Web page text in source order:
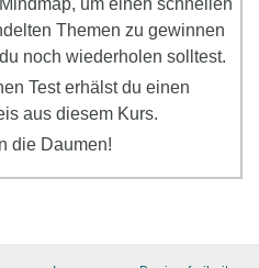
Themen zu gewinnen
noch wiederholen solltest.
Test erhälst du einen
aus diesem Kurs.
die Daumen!